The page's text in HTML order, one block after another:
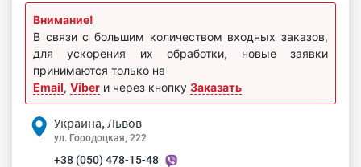
Внимание!
В связи с большим количеством входных заказов,
для ускорения их обработки, новые заявки
принимаются только на
Email, Viber и через кнопку Заказать
Украина, Львов
ул. Городоцкая, 222
+38 (050) 478-15-48